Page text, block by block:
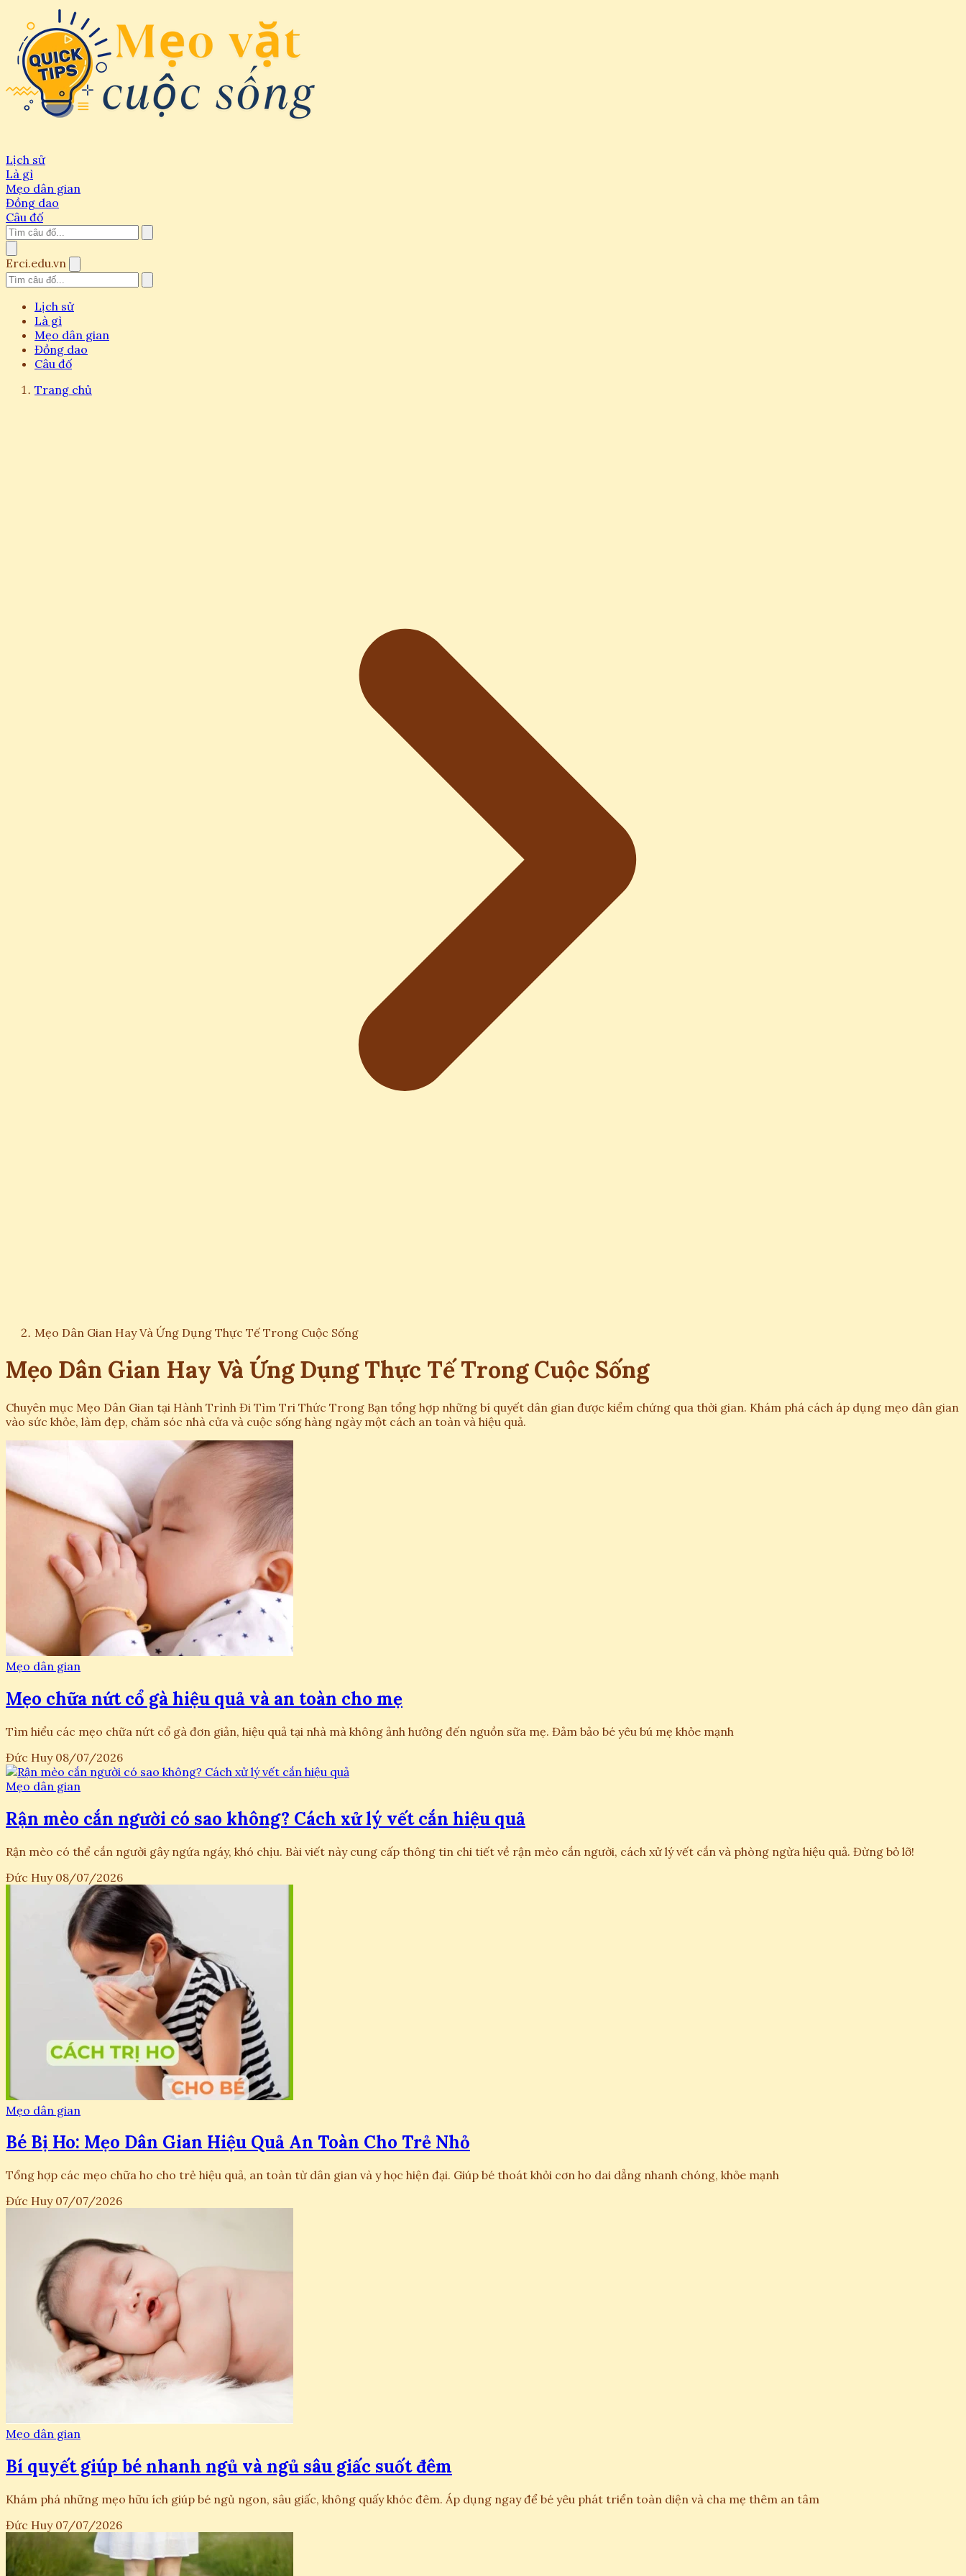
Lịch sử
Là gì
Mẹo dân gian
Đồng dao
Câu đố
Erci.edu.vn
Lịch sử
Là gì
Mẹo dân gian
Đồng dao
Câu đố
Trang chủ
Mẹo Dân Gian Hay Và Ứng Dụng Thực Tế Trong Cuộc Sống
Mẹo Dân Gian Hay Và Ứng Dụng Thực Tế Trong Cuộc Sống
Chuyên mục Mẹo Dân Gian tại Hành Trình Đi Tìm Tri Thức Trong Bạn tổng hợp những bí quyết dân gian được kiểm chứng qua thời gian. Khám phá cách áp dụng mẹo dân gian
vào sức khỏe, làm đẹp, chăm sóc nhà cửa và cuộc sống hàng ngày một cách an toàn và hiệu quả.
Mẹo dân gian
Mẹo chữa nứt cổ gà hiệu quả và an toàn cho mẹ
Tìm hiểu các mẹo chữa nứt cổ gà đơn giản, hiệu quả tại nhà mà không ảnh hưởng đến nguồn sữa mẹ. Đảm bảo bé yêu bú mẹ khỏe mạnh
Đức Huy 08/07/2026
Mẹo dân gian
Rận mèo cắn người có sao không? Cách xử lý vết cắn hiệu quả
Rận mèo có thể cắn người gây ngứa ngáy, khó chịu. Bài viết này cung cấp thông tin chi tiết về rận mèo cắn người, cách xử lý vết cắn và phòng ngừa hiệu quả. Đừng bỏ lỡ!
Đức Huy 08/07/2026
Mẹo dân gian
Bé Bị Ho: Mẹo Dân Gian Hiệu Quả An Toàn Cho Trẻ Nhỏ
Tổng hợp các mẹo chữa ho cho trẻ hiệu quả, an toàn từ dân gian và y học hiện đại. Giúp bé thoát khỏi cơn ho dai dẳng nhanh chóng, khỏe mạnh
Đức Huy 07/07/2026
Mẹo dân gian
Bí quyết giúp bé nhanh ngủ và ngủ sâu giấc suốt đêm
Khám phá những mẹo hữu ích giúp bé ngủ ngon, sâu giấc, không quấy khóc đêm. Áp dụng ngay để bé yêu phát triển toàn diện và cha mẹ thêm an tâm
Đức Huy 07/07/2026